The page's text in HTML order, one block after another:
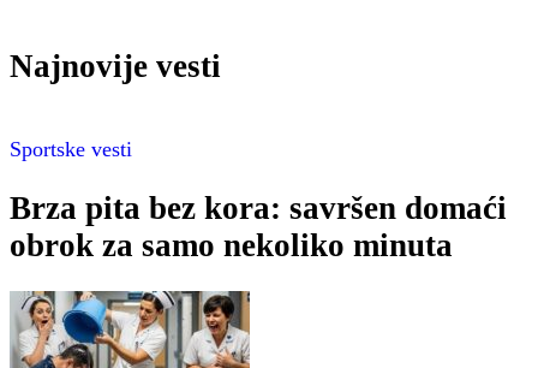
Najnovije vesti
Sportske vesti
Brza pita bez kora: savršen domaći
obrok za samo nekoliko minuta